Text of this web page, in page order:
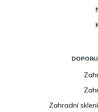
Zahradní